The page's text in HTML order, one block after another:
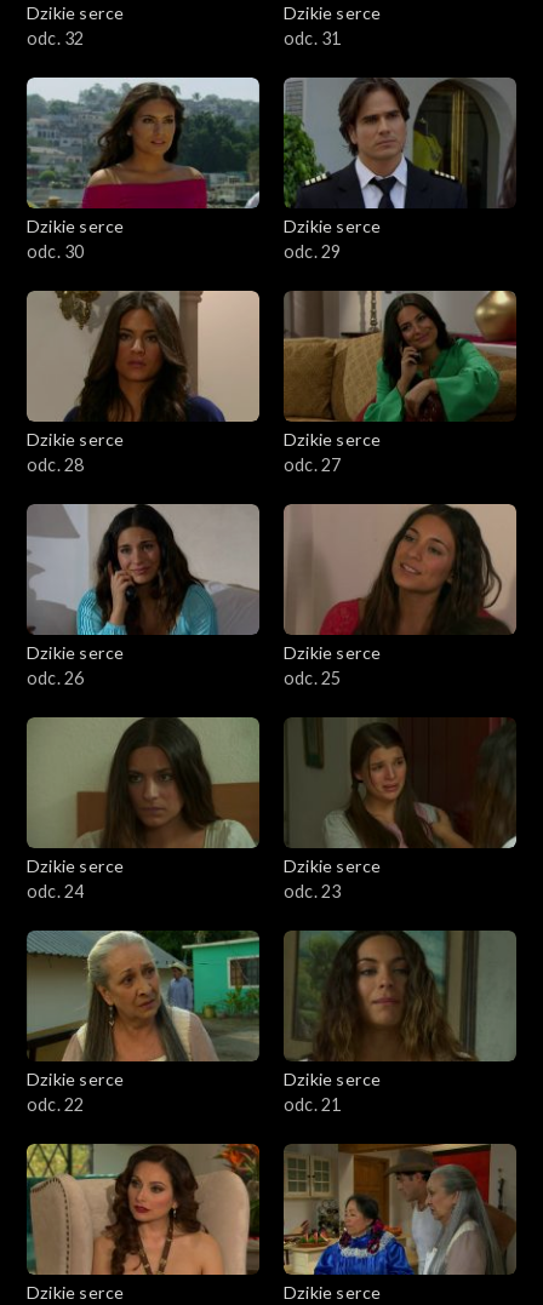
Dzikie serce
odc. 32
Dzikie serce
odc. 31
Dzikie serce
odc. 30
Dzikie serce
odc. 29
Dzikie serce
odc. 28
Dzikie serce
odc. 27
Dzikie serce
odc. 26
Dzikie serce
odc. 25
Dzikie serce
odc. 24
Dzikie serce
odc. 23
Dzikie serce
odc. 22
Dzikie serce
odc. 21
Dzikie serce
Dzikie serce